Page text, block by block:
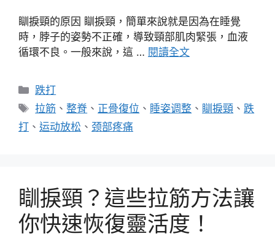
瞓捩頸的原因 瞓捩頸，簡單來說就是因為在睡覺
時，脖子的姿勢不正確，導致頸部肌肉緊張，血液
循環不良。一般來說，這 … 閱讀全文
分
類
跌打
標
籤
拉筋 、整脊 、 正骨復位 、 睡姿调整 、 瞓捩頸 、 跌
打 、 运动放松 、 颈部疼痛
瞓捩頸？這些拉筋方法讓
你快速恢復靈活度！